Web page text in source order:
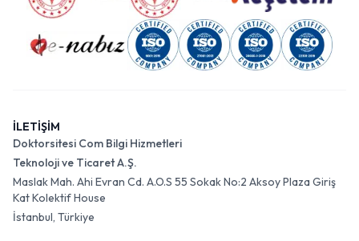
İLETİŞİM
Doktorsitesi Com Bilgi Hizmetleri
Teknoloji ve Ticaret A.Ş.
Maslak Mah. Ahi Evran Cd. A.O.S 55 Sokak No:2 Aksoy Plaza Giriş
Kat Kolektif House
İstanbul, Türkiye